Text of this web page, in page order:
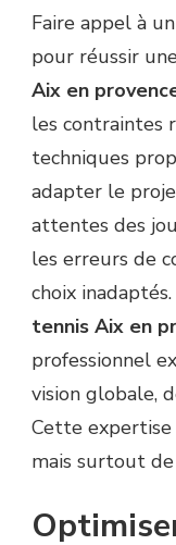
Faire appel à
pour réussir
Aix en
les contraintes
techniques
adapter le
attentes des
les erreurs de
choix
tennis Aix en
professionnel
vision globale,
Cette
mais surtout